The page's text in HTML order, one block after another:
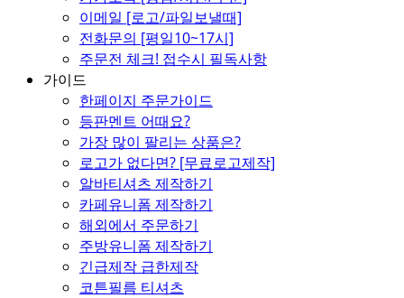
이메일 [로고/파일보낼때]
전화문의 [평일10~17시]
주문전 체크! 접수시 필독사항
가이드
한페이지 주문가이드
등판멘트 어때요?
가장 많이 팔리는 상품은?
로고가 없다면? [무료로고제작]
알바티셔츠 제작하기
카페유니폼 제작하기
해외에서 주문하기
주방유니폼 제작하기
긴급제작 급한제작
코튼필름 티셔츠